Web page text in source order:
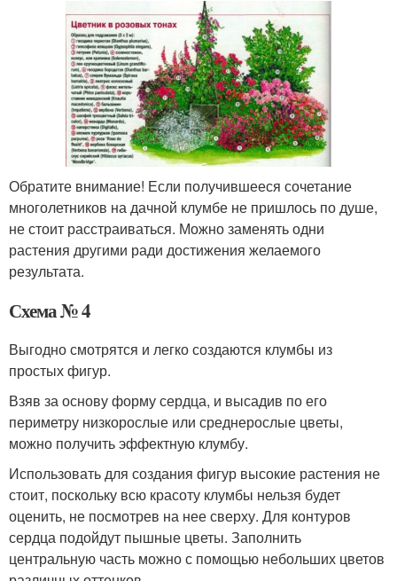
Обратите внимание! Если получившееся сочетание
многолетников на дачной клумбе не пришлось по душе,
не стоит расстраиваться. Можно заменять одни
растения другими ради достижения желаемого
результата.
Схема № 4
Выгодно смотрятся и легко создаются клумбы из
простых фигур.
Взяв за основу форму сердца, и высадив по его
периметру низкорослые или среднерослые цветы,
можно получить эффектную клумбу.
Использовать для создания фигур высокие растения не
стоит, поскольку всю красоту клумбы нельзя будет
оценить, не посмотрев на нее сверху. Для контуров
сердца подойдут пышные цветы. Заполнить
центральную часть можно с помощью небольших цветов